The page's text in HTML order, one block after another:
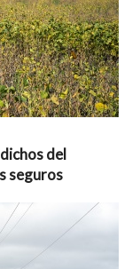
del
seguros